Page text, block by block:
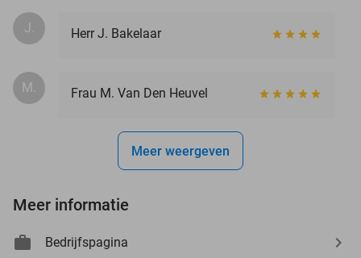
J. Herr J. Bakelaar
M. Frau M. Van Den Heuvel
Meer weergeven
Meer informatie
Bedrijfspagina